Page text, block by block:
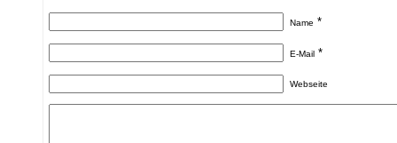
Name *
E-Mail *
Webseite